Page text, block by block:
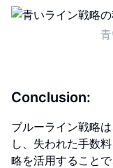
Conclusion:
ブルーライン戦略
し、失われた手数
略を活用すること